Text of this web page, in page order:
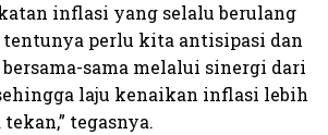
inflasi yang selalu berulang
perlu kita antisipasi dan
bersama-sama melalui sinergi dari
laju kenaikan inflasi lebih
tegasnya.